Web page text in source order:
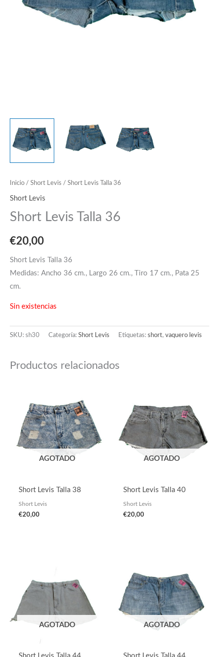
Inicio / Short Levis / Short Levis Talla 36
Short Levis
Short Levis Talla 36
€20,00
Short Levis Talla 36
Medidas: Ancho 36 cm., Largo 26 cm., Tiro 17 cm., Pata 25
cm.
Sin existencias
SKU: sh30 Categoría: Short Levis Etiquetas: short, vaquero levis
Productos relacionados
AGOTADO
Short Levis Talla 38
Short Levis
€20,00
AGOTADO
Short Levis Talla 40
Short Levis
€20,00
AGOTADO AGOTADO